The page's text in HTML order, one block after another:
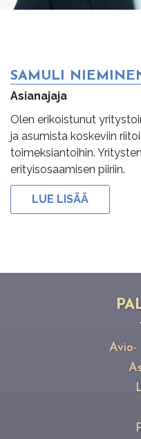
SAMULI
Asianajaja
Olen erikoistunut
ja asumista koskeviin
toimeksiantoihin.
erityisosaamisen piiriin.
LUE LISÄÄ